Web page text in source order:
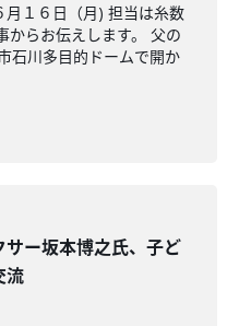
１６日（月) 担当は糸数
からお伝えします。 父の
石川多目的ドームで開か
サー坂本博之氏、子ど
流